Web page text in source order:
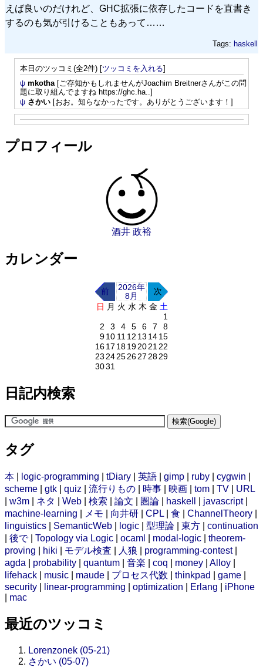
えば良いのだけれど、GHC拡張に依存したコードを直書き
するのも気が引けることもあって……
Tags: haskell
本日のツッコミ(全2件) [ツッコミを入れる]
ψ mkotha[ご存知かもしれませんがJoachim Breitnerさんがこの問
題に取り組んでますね https://ghc.ha..]
ψ さかい[おお。知らなかったです。ありがとうございます！]
プロフィール
酒井 政裕
カレンダー
前
2026年
8月
次
日 月 火 水 木 金 土
1
2
3 4 5 6 7
8
910 1112 13 1415
1617 1819202122
23242526272829
3031
日記内検索
タグ
本 logic-programming tDiary 英語 gimp ruby cygwin
scheme
gtk quiz 流行りもの 時事 映画 tom TV
URL
w3m ネタ Web 検索 論文 圏論 haskell javascript|
machine-learning
メモ 向井研 CPL 食 ChannelTheory
linguistics
SemanticWeb logic 型理論 東方
continuation
後で| Topology via Logic ocaml modal-logic
theorem-
proving
hiki モデル検査 人狼 programming-contest|
agda
probability quantum 音楽 coq money Alloy
lifehack
music maude プロセス代数 thinkpad game
security
linear-programming optimization Erlang
iPhone
mac
最近のツッコミ
Lorenzonek (05-21)
さかい (05-07)